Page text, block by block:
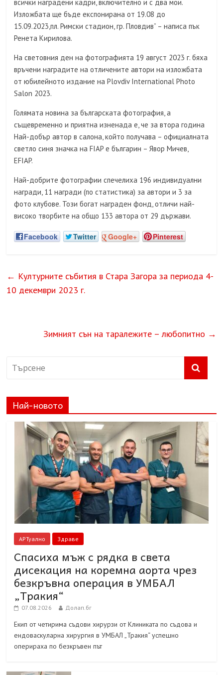
всички наградени кадри, включително и с два мои.
Изложбата ще бъде експонирана от 19.08 до
15.09.2023,пл. Римски стадион, гр. Пловдив” – написа пък
Ренета Кирилова.
На световния ден на фотографията 19 август 2023 г. бяха
връчени наградите на отличените автори на изложбата
от юбилейното издание на Plovdiv International Photo
Salon 2023.
Голямата новина за българската фотография, а
същевременно и приятна изненада е, че за втора година
Най-добър автор в салона, който получава – официалната
светло синя значка на FIAP е българин – Явор Мичев,
EFIAP.
Най-добрите фотографии спечелиха 196 индивидуални
награди, 11 награди (по статистика) за автори и 3 за
фото клубове. Този богат награден фонд, отличи най-
високо творбите на общо 133 автора от 29 държави.
Facebook Twitter Google+ Pinterest
← Културните събития в Стара Загора за периода 4-
10 декември 2023 г.
Зимният сън на таралежите – любопитно →
Най-новото
АРТуално Здраве
Спасиха мъж с рядка в света
дисекация на коремна аорта чрез
безкръвна операция в УМБАЛ
„Тракия“
07.08.2026 Долап.бг
Екип от четирима съдови хирурзи от Клиниката по съдова и
ендоваскуларна хирургия в УМБАЛ „Тракия“ успешно
оперираха по безкръвен път